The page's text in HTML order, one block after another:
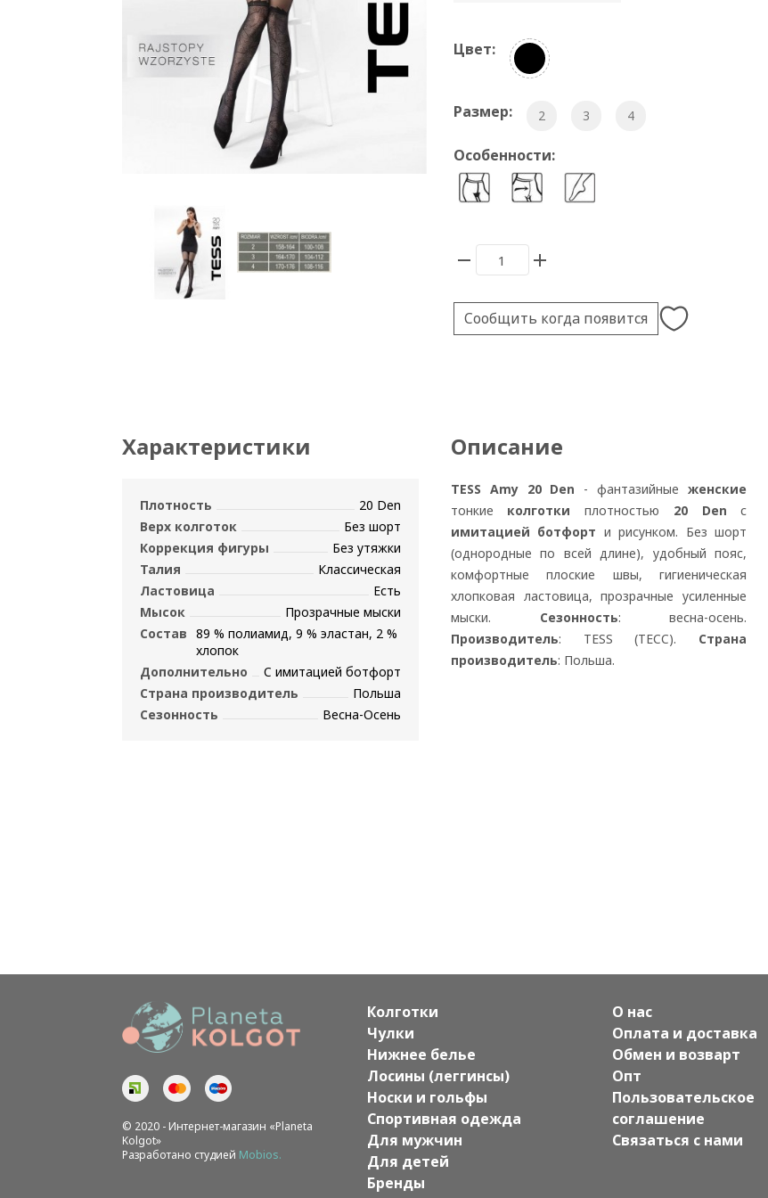
Цвет:
Размер: 2 3 4
Особенности:
Сообщить когда появится
Характеристики
Плотность
20 Den
Верх колготок
Без шорт
Коррекция фигуры
Без утяжки
Талия
Классическая
Ластовица
Есть
Мысок
Прозрачные мыски
Состав 89 % полиамид, 9 % эластан, 2 %
хлопок
Дополнительно
С имитацией ботфорт
Страна производитель
Польша
Сезонность
Весна-Осень
Описание
TESS Amy 20 Den - фантазийныеженские
тонкие колготкиплотностью 20 Den с
имитацией ботфорт и рисунком. Без шорт
(однородные по всей длине), удобный пояс,
комфортные плоские швы, гигиеническая
хлопковая ластовица, прозрачные усиленные
мыски. Сезонность: весна-осень.
Производитель: TESS (ТЕСС). Страна
производитель: Польша.
© 2020 - Интернет-магазин «Planeta
Kolgot»
Разработано студией Mobios.
Колготки
Чулки
Нижнее белье
Лосины (леггинсы)
Носки и гольфы
Спортивная одежда
Для мужчин
Для детей
Бренды
О нас
Оплата и доставка
Обмен и возварт
Опт
Пользовательское
соглашение
Связаться с нами